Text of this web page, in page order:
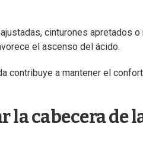
cinturones apretados
el ascenso del ácido.
contribuye a mantener el
la cabecera de